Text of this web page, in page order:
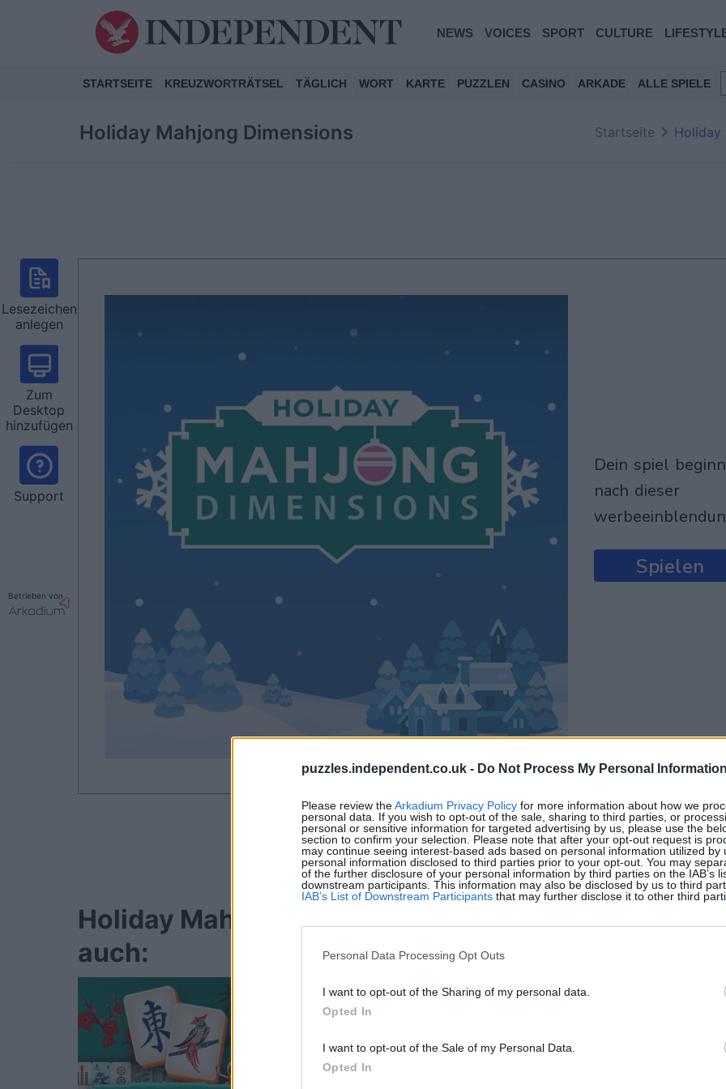
puzzles.independent.co.uk - Do Not Process My Personal
Please review theArkadium Privacy Policy for more information about how we
personal data. If you wish to opt-out of the sale, sharing to third parties, or
personal or sensitive information for targeted advertising by us, please use the
section to confirm your selection. Please note that after your opt-out request is
may continue seeing interest-based ads based on personal information utilized by
personal information disclosed to third parties prior to your opt-out. You may
of the further disclosure of your personal information by third parties on the IAB’s
downstream participants. This information may also be disclosed by us to third
IAB’s List of Downstream Participants that may further disclose it to other third
Personal Data Processing Opt Outs
I want to opt-out of the Sharing of my personal data.
Opted In
I want to opt-out of the Sale of my Personal Data.
Opted In
NEWS VOICES SPORT CULTURE
STARTSEITE KREUZWORTRÄTSEL TÄGLICH WORT KARTE PUZZLEN CASINO ARKADE ALLE SPIELE
Holiday Mahjong Dimensions Startseite Holiday
Lesezeichen
anlegen
Zum
Desktop
hinzufügen
Support
Betrieben von
dein spiel beginnt
nach dieser
Spielen
Holiday Mahjong Dimensions-Spieler mochten
auch: